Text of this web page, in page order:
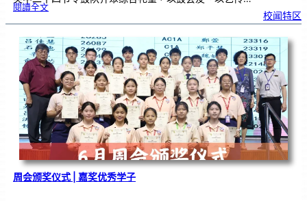
閱讀全文:四
鼓
队
台
演
出
！
马
日
印
台
在
芙
中
大
舞
台
以
鼓
交
流
校闻特区
周会颁奖仪式 | 嘉奖优秀学子